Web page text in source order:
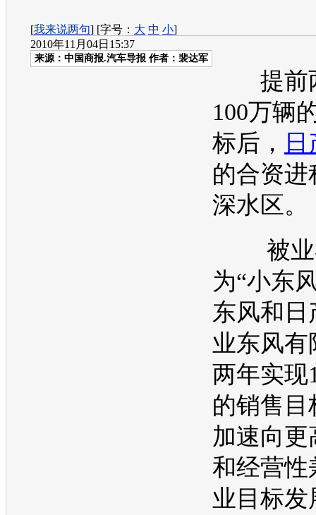
[我来说两句] [字号： 大 中 小]
2010年11月04日15:37
来源： 中国商报.汽车导报 作者：裴达军
提前
100万辆
标后， 日
的合资进
深水区。
被业
为“小东
东风和 日
业东风有
两年实现
的销售目
加速向更
和经营性
业目标发